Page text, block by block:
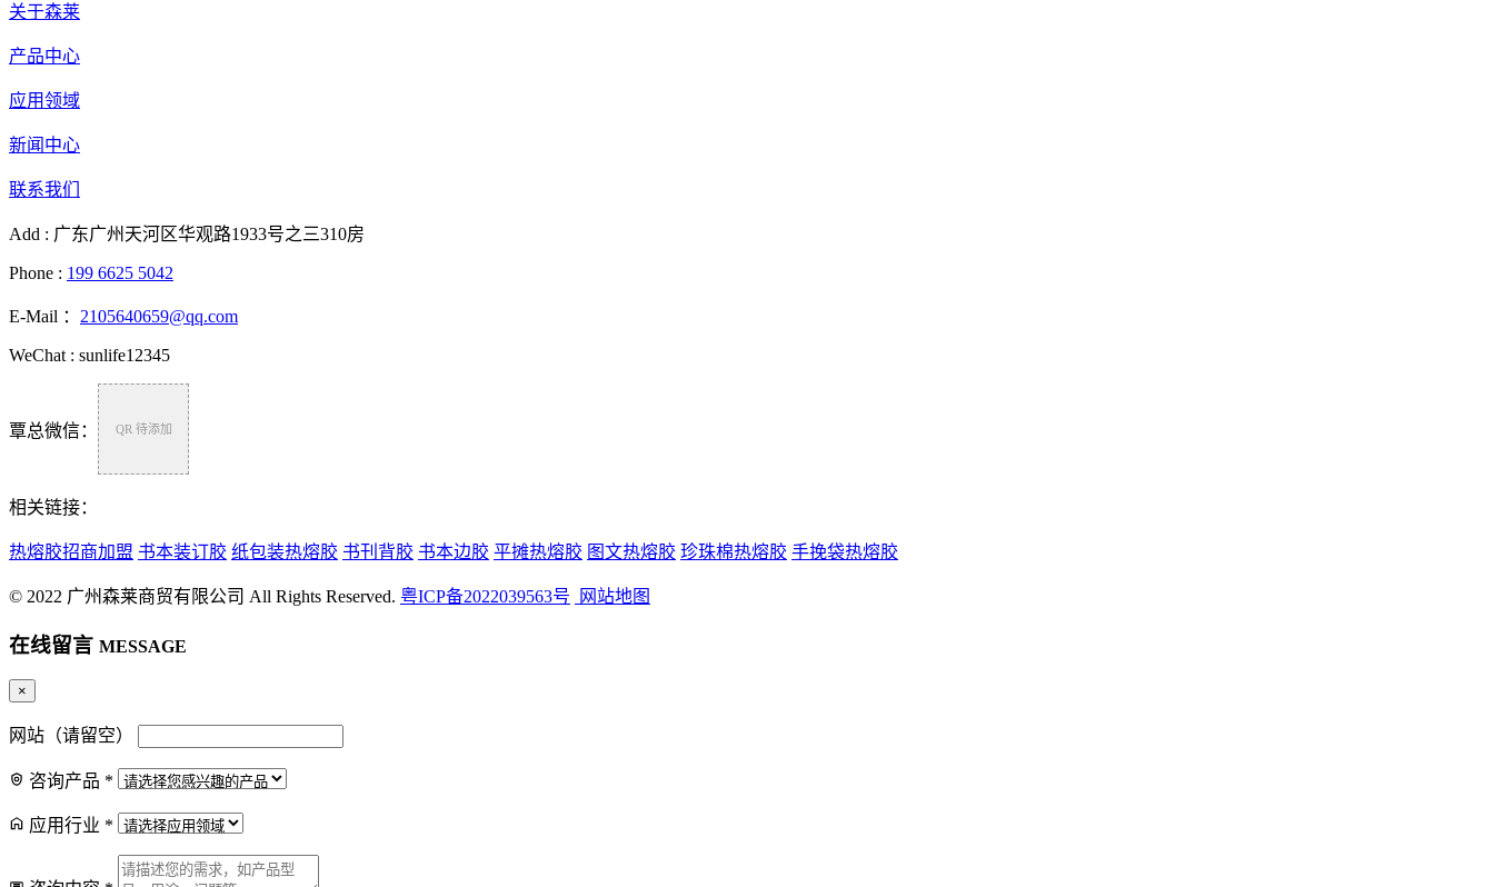
关于森莱
产品中心
应用领域
新闻中心
联系我们
Add : 广东广州天河区华观路1933号之三310房
Phone : 199 6625 5042
E-Mail ： 2105640659@qq.com
WeChat : sunlife12345
覃总微信： QR 待添加
相关链接：
热熔胶招商加盟 书本装订胶 纸包装热熔胶 书刊背胶 书本边胶 平摊热熔胶 图文热熔胶 珍珠棉热熔胶 手挽袋热熔胶
© 2022 广州森莱商贸有限公司 All Rights Reserved. 粤ICP备2022039563号 网站地图
抖音号
微
官方微信
电
在线留言 MESSAGE
×
网站（请留空）
咨询产品 *
应用行业 *